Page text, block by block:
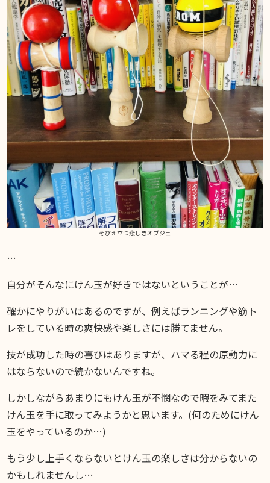
そびえ立つ悲しきオブジェ
…
自分がそんなにけん玉が好きではないということが…
確かにやりがいはあるのですが、例えばランニングや筋ト
レをしている時の爽快感や楽しさには勝てません。
技が成功した時の喜びはありますが、ハマる程の原動力に
はならないので続かないんですね。
しかしながらあまりにもけん玉が不憫なので暇をみてまた
けん玉を手に取ってみようかと思います。(何のためにけん
玉をやっているのか…)
もう少し上手くならないとけん玉の楽しさは分からないの
かもしれませんし…